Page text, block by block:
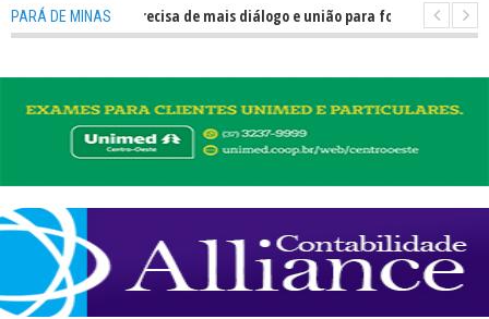
PARÁ DE MINAS
TV: Política precisa de mais diálogo e união para fortalecer Minas e